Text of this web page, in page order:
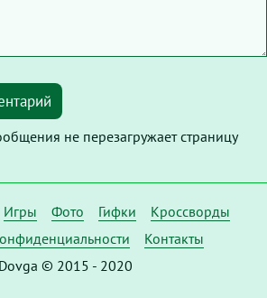
не перезагружает страницу
Игры Фото Гифки
Кроссворды
Контакты
Dovga © 2015 - 2020